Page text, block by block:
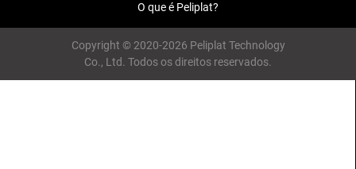
O que é Peliplat?
Copyright © 2020-2026 Peliplat Technology
Co., Ltd. Todos os direitos reservados.